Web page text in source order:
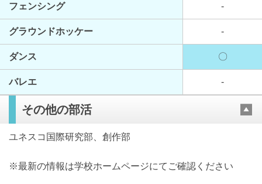
フェンシング -
グラウンドホッケー -
ダンス 〇
バレエ -
その他の部活
ユネスコ国際研究部、創作部
※最新の情報は学校ホームページにてご確認ください